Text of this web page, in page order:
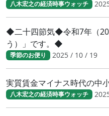
八木宏之の経済時事ウォッチ
◆二十四節気◆令和7年（
う）」です。◆
季節のお便り 2025 / 10 / 19
実質賃金マイナス時代の中
八木宏之の経済時事ウォッチ